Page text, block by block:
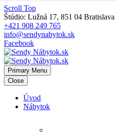
Scroll Top
Štúdio: Lužná 17, 851 04 Bratislava
+421 908 249 765
info@sendynabytok.sk
Facebook
Primary Menu
Close
Úvod
Nábytok